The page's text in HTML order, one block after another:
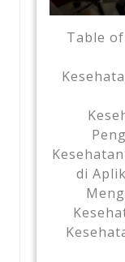
Table
di